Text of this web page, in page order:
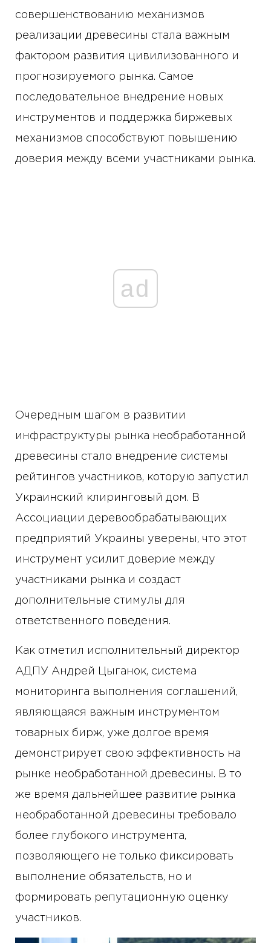
совершенствованию механизмов
реализации древесины стала важным
фактором развития цивилизованного и
прогнозируемого рынка. Самое
последовательное внедрение новых
инструментов и поддержка биржевых
механизмов способствуют повышению
доверия между всеми участниками рынка.
ad
Очередным шагом в развитии
инфраструктуры рынка необработанной
древесины стало внедрение системы
рейтингов участников, которую запустил
Украинский клиринговый дом. В
Ассоциации деревообрабатывающих
предприятий Украины уверены, что этот
инструмент усилит доверие между
участниками рынка и создаст
дополнительные стимулы для
ответственного поведения.
Как отметил исполнительный директор
АДПУ Андрей Цыганок, система
мониторинга выполнения соглашений,
являющаяся важным инструментом
товарных бирж, уже долгое время
демонстрирует свою эффективность на
рынке необработанной древесины. В то
же время дальнейшее развитие рынка
необработанной древесины требовало
более глубокого инструмента,
позволяющего не только фиксировать
выполнение обязательств, но и
формировать репутационную оценку
участников.